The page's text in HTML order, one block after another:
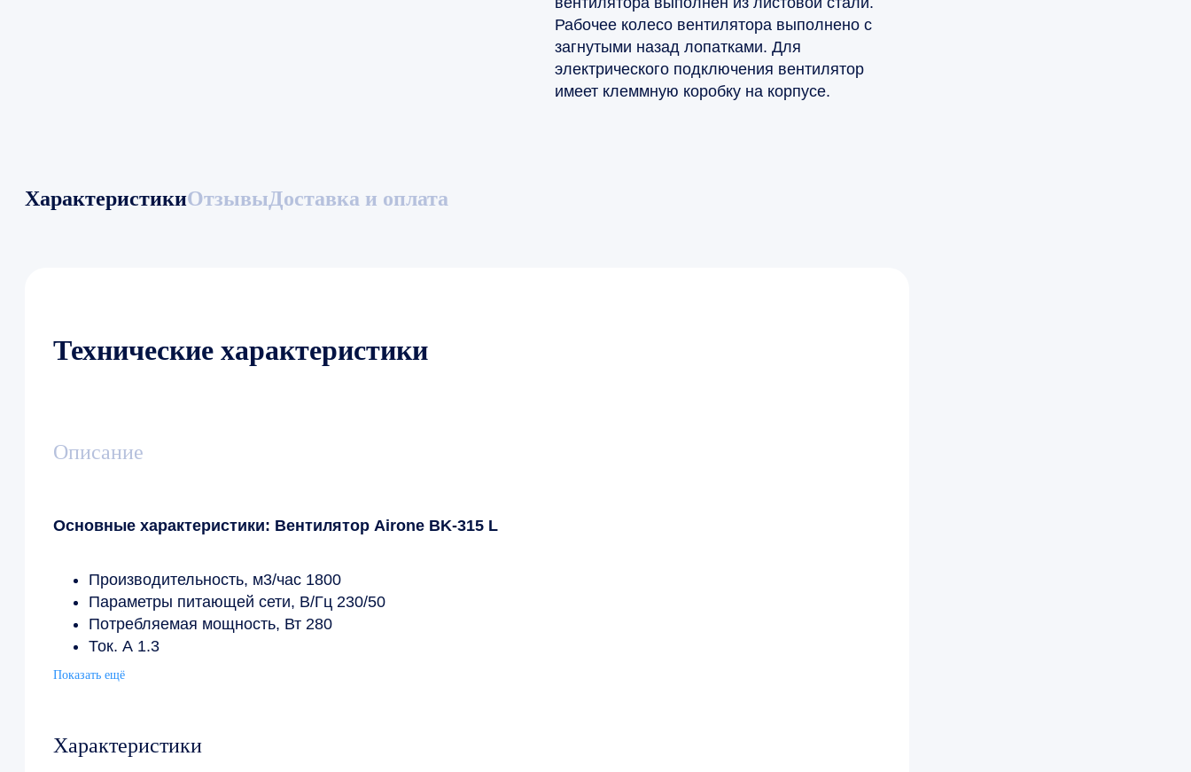
Рабочее колесо вентилятора выполнено с
загнутыми назад лопатками. Для
электрического подключения вентилятор
имеет клеммную коробку на корпусе.
ХарактеристикиОтзывыДоставка и оплата
Технические характеристики
Описание
Основные характеристики: Вентилятор Airone BK-315 L
Производительность, м3/час 1800
Параметры питающей сети, В/Гц 230/50
Потребляемая мощность, Вт 280
Ток, А 1,3
Максимальная температура воздуха, °С 40
Страна-производитель Китай
Показать ещё
Характеристики